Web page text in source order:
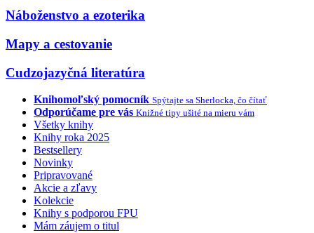
Náboženstvo a ezoterika
Mapy a cestovanie
Cudzojazyčná literatúra
Knihomoľský pomocník Spýtajte sa Sherlocka, čo čítať
Odporúčame pre vás Knižné tipy ušité na mieru vám
Všetky knihy
Knihy roka 2025
Bestsellery
Novinky
Pripravované
Akcie a zľavy
Kolekcie
Knihy s podporou FPU
Mám záujem o titul